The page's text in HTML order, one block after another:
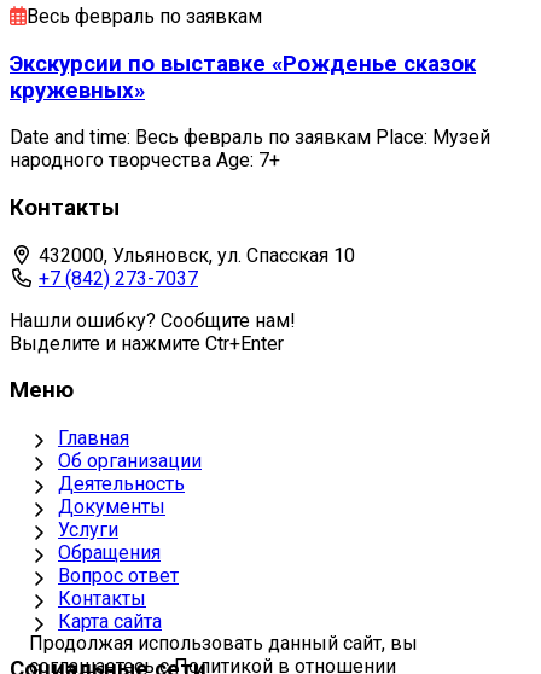
Весь февраль по заявкам
Экскурсии по выставке «Рожденье сказок
кружевных»
Date and time: Весь февраль по заявкам Place: Музей
народного творчества Age: 7+
Контакты
432000, Ульяновск, ул. Спасская 10
+7 (842) 273-7037
Нашли ошибку? Сообщите нам!
Выделите и нажмите Ctr+Enter
Меню
Главная
Об организации
Деятельность
Документы
Услуги
Обращения
Вопрос ответ
Контакты
Карта сайта
Продолжая использовать данный сайт, вы
соглашаетесь с Политикой в отношении